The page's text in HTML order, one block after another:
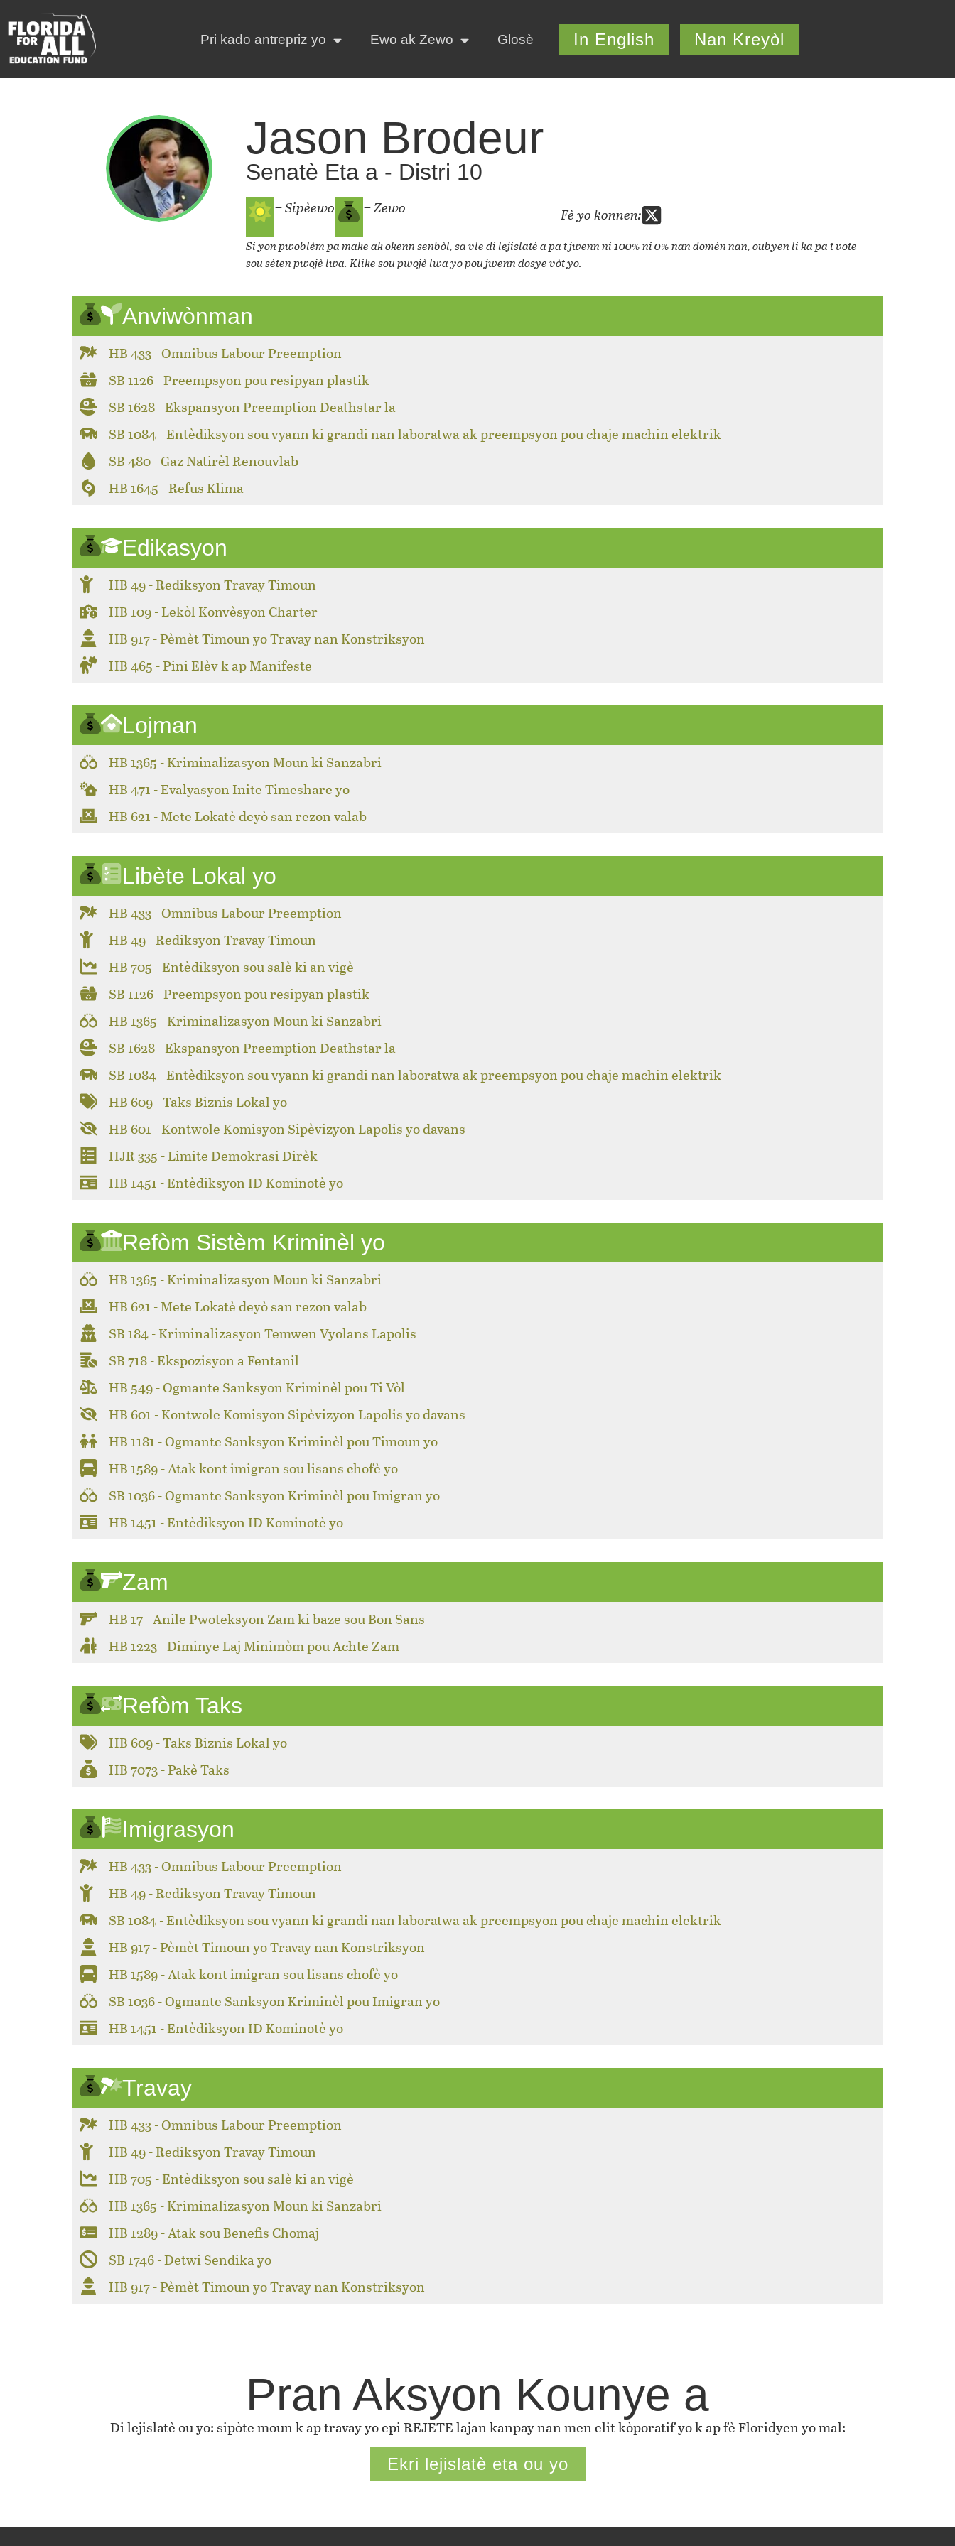
Pri kado antrepriz yo Ewo ak Zewo Glosè In English Nan Kreyòl
Jason Brodeur
Senatè Eta a - Distri 10
= Sipèewo = Zewo Fè yo konnen:
Si yon pwoblèm pa make ak okenn senbòl, sa vle di lejislatè a pa t jwenn ni 100% ni 0% nan domèn nan, oubyen li ka pa t vote
sou sèten pwojè lwa. Klike sou pwojè lwa yo pou jwenn dosye vòt yo.
Anviwònman
HB 433 - Omnibus Labour Preemption
SB 1126 - Preempsyon pou resipyan plastik
SB 1628 - Ekspansyon Preemption Deathstar la
SB 1084 - Entèdiksyon sou vyann ki grandi nan laboratwa ak preempsyon pou chaje machin elektrik
SB 480 - Gaz Natirèl Renouvlab
HB 1645 - Refus Klima
Edikasyon
HB 49 - Rediksyon Travay Timoun
HB 109 - Lekòl Konvèsyon Charter
HB 917 - Pèmèt Timoun yo Travay nan Konstriksyon
HB 465 - Pini Elèv k ap Manifeste
Lojman
HB 1365 - Kriminalizasyon Moun ki Sanzabri
HB 471 - Evalyasyon Inite Timeshare yo
HB 621 - Mete Lokatè deyò san rezon valab
Libète Lokal yo
HB 433 - Omnibus Labour Preemption
HB 49 - Rediksyon Travay Timoun
HB 705 - Entèdiksyon sou salè ki an vigè
SB 1126 - Preempsyon pou resipyan plastik
HB 1365 - Kriminalizasyon Moun ki Sanzabri
SB 1628 - Ekspansyon Preemption Deathstar la
SB 1084 - Entèdiksyon sou vyann ki grandi nan laboratwa ak preempsyon pou chaje machin elektrik
HB 609 - Taks Biznis Lokal yo
HB 601 - Kontwole Komisyon Sipèvizyon Lapolis yo davans
HJR 335 - Limite Demokrasi Dirèk
HB 1451 - Entèdiksyon ID Kominotè yo
Refòm Sistèm Kriminèl yo
HB 1365 - Kriminalizasyon Moun ki Sanzabri
HB 621 - Mete Lokatè deyò san rezon valab
SB 184 - Kriminalizasyon Temwen Vyolans Lapolis
SB 718 - Ekspozisyon a Fentanil
HB 549 - Ogmante Sanksyon Kriminèl pou Ti Vòl
HB 601 - Kontwole Komisyon Sipèvizyon Lapolis yo davans
HB 1181 - Ogmante Sanksyon Kriminèl pou Timoun yo
HB 1589 - Atak kont imigran sou lisans chofè yo
SB 1036 - Ogmante Sanksyon Kriminèl pou Imigran yo
HB 1451 - Entèdiksyon ID Kominotè yo
Zam
HB 17 - Anile Pwoteksyon Zam ki baze sou Bon Sans
HB 1223 - Diminye Laj Minimòm pou Achte Zam
Refòm Taks
HB 609 - Taks Biznis Lokal yo
HB 7073 - Pakè Taks
Imigrasyon
HB 433 - Omnibus Labour Preemption
HB 49 - Rediksyon Travay Timoun
SB 1084 - Entèdiksyon sou vyann ki grandi nan laboratwa ak preempsyon pou chaje machin elektrik
HB 917 - Pèmèt Timoun yo Travay nan Konstriksyon
HB 1589 - Atak kont imigran sou lisans chofè yo
SB 1036 - Ogmante Sanksyon Kriminèl pou Imigran yo
HB 1451 - Entèdiksyon ID Kominotè yo
Travay
HB 433 - Omnibus Labour Preemption
HB 49 - Rediksyon Travay Timoun
HB 705 - Entèdiksyon sou salè ki an vigè
HB 1365 - Kriminalizasyon Moun ki Sanzabri
HB 1289 - Atak sou Benefis Chomaj
SB 1746 - Detwi Sendika yo
HB 917 - Pèmèt Timoun yo Travay nan Konstriksyon
Pran Aksyon Kounye a
Di lejislatè ou yo: sipòte moun k ap travay yo epi REJETE lajan kanpay nan men elit kòporatif yo k ap fè Floridyen yo mal:
Ekri lejislatè eta ou yo